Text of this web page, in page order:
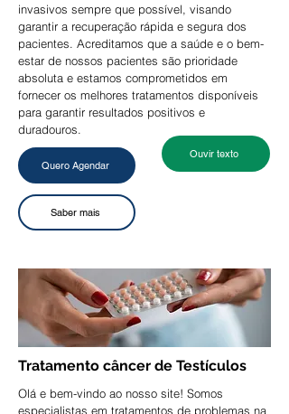
invasivos sempre que possível, visando
garantir a recuperação rápida e segura dos
pacientes. Acreditamos que a saúde e o bem-
estar de nossos pacientes são prioridade
absoluta e estamos comprometidos em
fornecer os melhores tratamentos disponíveis
para garantir resultados positivos e
duradouros.
Quero Agendar
Saber mais
Ouvir texto
Tratamento câncer de Testículos
Olá e bem-vindo ao nosso site! Somos
especialistas em tratamentos de problemas na